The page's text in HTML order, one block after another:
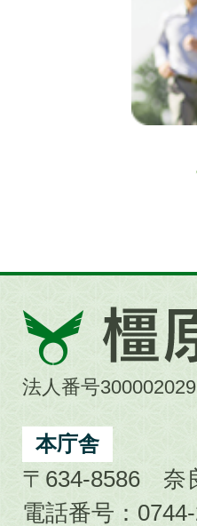
橿
原
市
City
法人番号
本庁舎
〒634-8586 奈
電話番号：